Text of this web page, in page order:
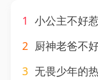
1 小公主不好
2 厨神老爸不
3 无畏少年的